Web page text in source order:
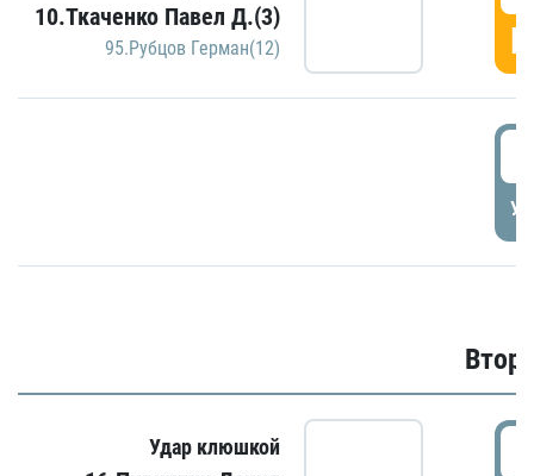
10.Ткаченко Павел Д.(3)
95.Рубцов Герман(12)
Удар клюшкой